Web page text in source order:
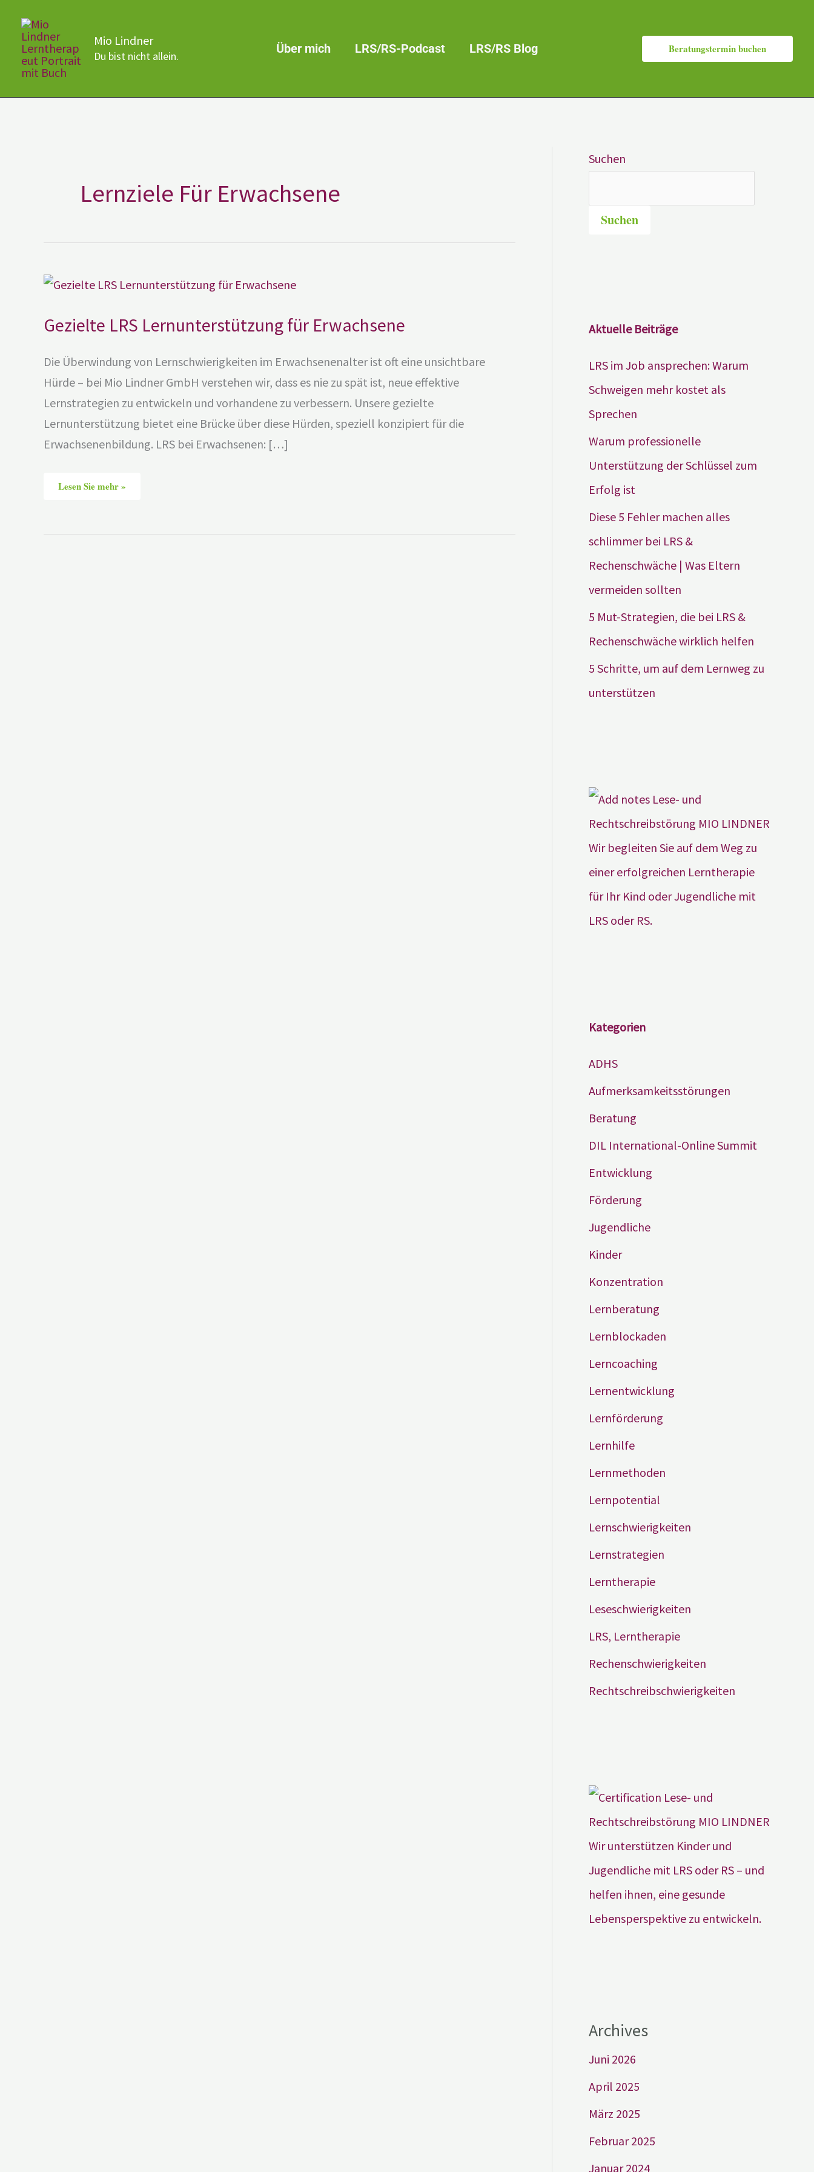
Inhalt
springen
Mio Lindner
Du bist nicht allein. Über mich LRS/RS-Podcast LRS/RS Blog Beratungstermin buchen
Lernziele Für Erwachsene
Gezielte LRS Lernunterstützung für Erwachsene
Die Überwindung von Lernschwierigkeiten im Erwachsenenalter ist oft eine unsichtbare
Hürde – bei Mio Lindner GmbH verstehen wir, dass es nie zu spät ist, neue effektive
Lernstrategien zu entwickeln und vorhandene zu verbessern. Unsere gezielte
Lernunterstützung bietet eine Brücke über diese Hürden, speziell konzipiert für die
Erwachsenenbildung. LRS bei Erwachsenen: […]
LRS
Lesen Sie mehr »
Suchen
Suchen
Aktuelle Beiträge
LRS im Job ansprechen: Warum
Schweigen mehr kostet als
Sprechen
Warum professionelle
Unterstützung der Schlüssel zum
Erfolg ist
Diese 5 Fehler machen alles
schlimmer bei LRS &
Rechenschwäche | Was Eltern
vermeiden sollten
5 Mut-Strategien, die bei LRS &
Rechenschwäche wirklich helfen
5 Schritte, um auf dem Lernweg zu
unterstützen
Wir begleiten Sie auf dem Weg zu
einer erfolgreichen Lerntherapie
für Ihr Kind oder Jugendliche mit
LRS oder RS.
Kategorien
ADHS
Aufmerksamkeitsstörungen
Beratung
DIL International-Online Summit
Entwicklung
Förderung
Jugendliche
Kinder
Konzentration
Lernberatung
Lernblockaden
Lerncoaching
Lernentwicklung
Lernförderung
Lernhilfe
Lernmethoden
Lernpotential
Lernschwierigkeiten
Lernstrategien
Lerntherapie
Leseschwierigkeiten
LRS, Lerntherapie
Rechenschwierigkeiten
Rechtschreibschwierigkeiten
Wir unterstützen Kinder und
Jugendliche mit LRS oder RS – und
helfen ihnen, eine gesunde
Lebensperspektive zu entwickeln.
Archives
Juni 2026
April 2025
März 2025
Februar 2025
Januar 2024